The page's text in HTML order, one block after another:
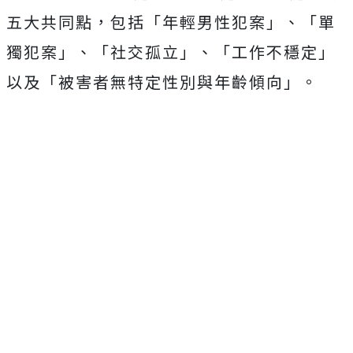
五大共同點，包括「年輕男性犯案」、「單
獨犯案」、「社交孤立」、「工作不穩定」
以及「被害者無特定性別與年齡傾向」。